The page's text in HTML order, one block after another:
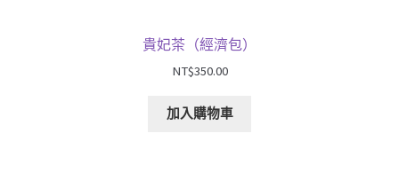
貴妃茶（經濟包）
NT$350.00
加入購物車